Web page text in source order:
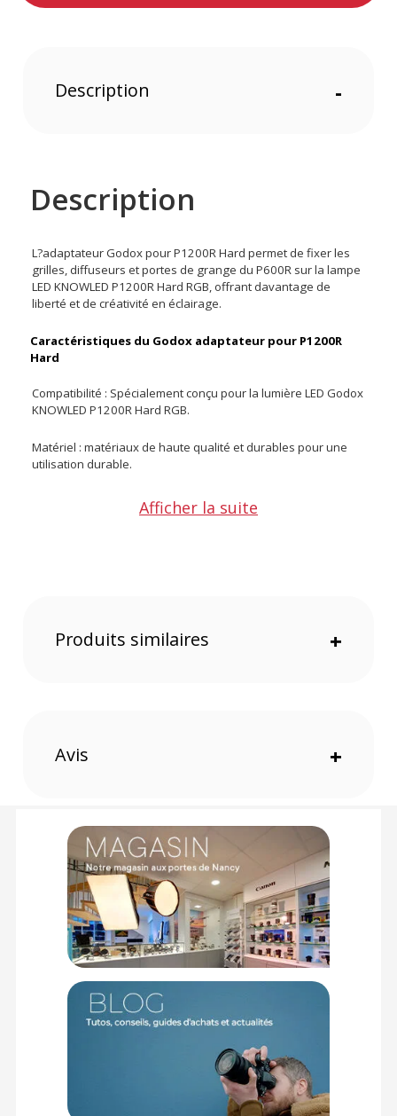
Description -
Description
L?adaptateur Godox pour P1200R Hard permet de fixer les
grilles, diffuseurs et portes de grange du P600R sur la lampe
LED KNOWLED P1200R Hard RGB, offrant davantage de
liberté et de créativité en éclairage.
Caractéristiques du Godox adaptateur pour P1200R
Hard
Compatibilité : Spécialement conçu pour la lumière LED Godox
KNOWLED P1200R Hard RGB.
Matériel : matériaux de haute qualité et durables pour une
utilisation durable.
Contenu du carton
1x Godox adaptateur pour P1200R Hard
sur le prix TTC en €, les points seront effectivement calculés dans le
Afficher la suite
Produits similaires +
Avis +